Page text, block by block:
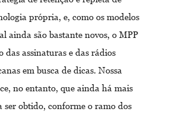
própria, e, como os modelos
ainda são bastante novos, o MPP
das assinaturas e das rádios
em busca de dicas. Nossa
no entanto, que ainda há mais
ser obtido, conforme o ramo dos